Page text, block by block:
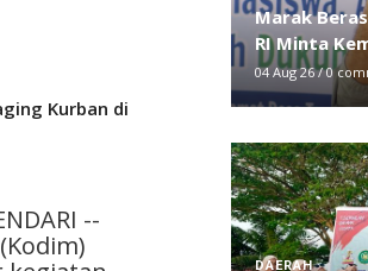
Kurban di
--
Marak
RI Minta
04 Aug 26/0
DAERAH